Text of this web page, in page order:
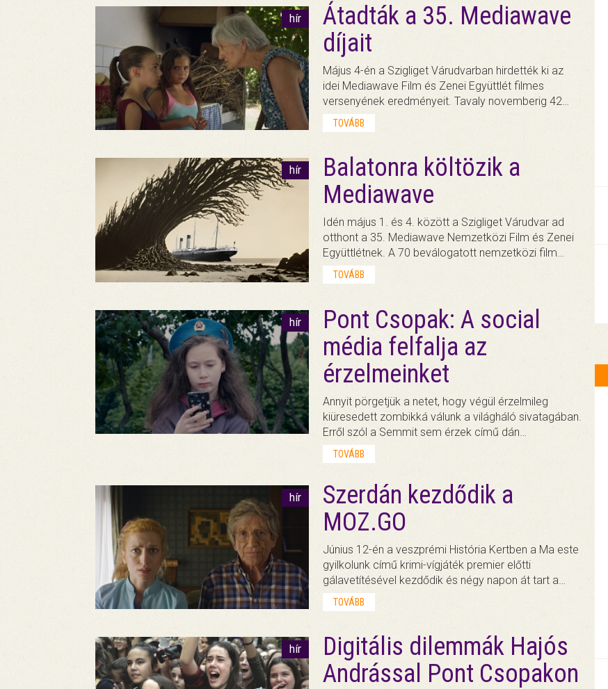
hír
Átadták a 35. Mediawave
díjait
Május 4-én a Szigliget Várudvarban hirdették ki az
idei Mediawave Film és Zenei Együttlét filmes
versenyének eredményeit. Tavaly novemberig 42…
TOVÁBB
hír
Balatonra költözik a
Mediawave
Idén május 1. és 4. között a Szigliget Várudvar ad
otthont a 35. Mediawave Nemzetközi Film és Zenei
Együttlétnek. A 70 beválogatott nemzetközi film…
TOVÁBB
hír
Pont Csopak: A social
média felfalja az
érzelmeinket
Annyit pörgetjük a netet, hogy végül érzelmileg
kiüresedett zombikká válunk a világháló sivatagában.
Erről szól a Semmit sem érzek című dán…
TOVÁBB
hír
Szerdán kezdődik a
MOZ.GO
Június 12-én a veszprémi História Kertben a Ma este
gyilkolunk című krimi-vígjáték premier előtti
gálavetítésével kezdődik és négy napon át tart a…
TOVÁBB
hír
Digitális dilemmák Hajós
Andrással Pont Csopakon